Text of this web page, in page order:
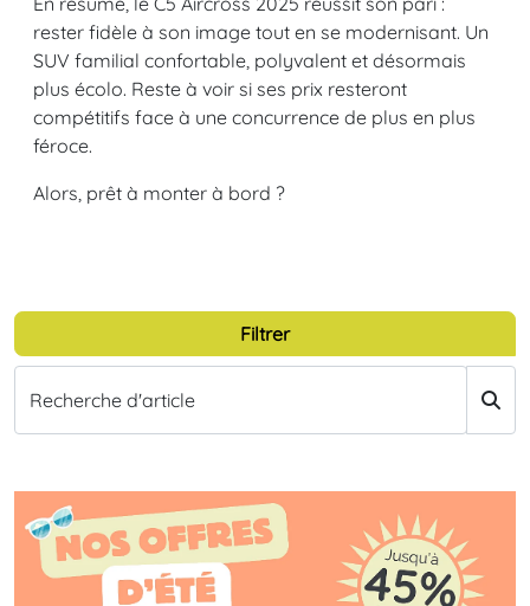
Filtrer
Recherche d'article
rester fidèle à son image tout en se modernisant. Un
SUV familial confortable, polyvalent et désormais
plus écolo. Reste à voir si ses prix resteront
compétitifs face à une concurrence de plus en plus
féroce.
Alors, prêt à monter à bord ?